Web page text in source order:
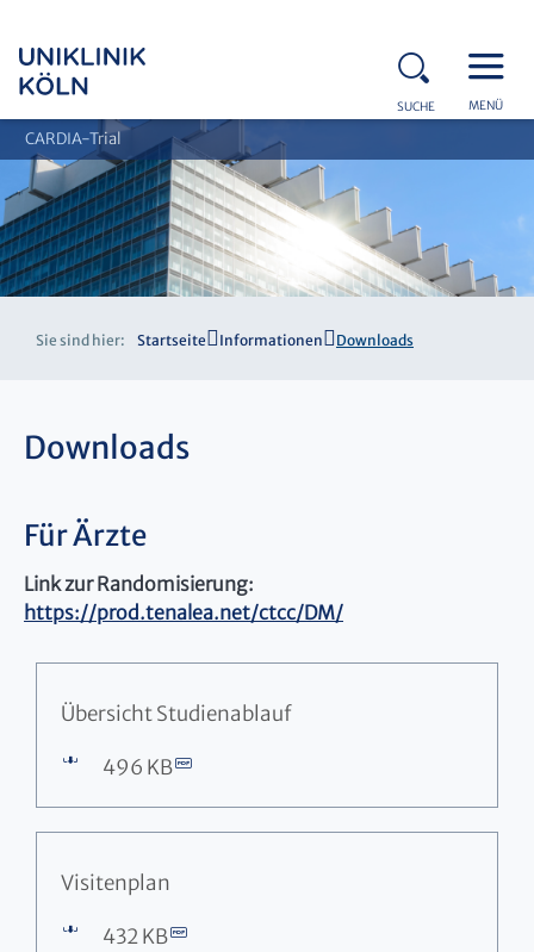
SUCHE MENÜ
CARDIA-Trial
Sie sind hier: Startseite Informationen Downloads
Downloads
Für Ärzte
Link zur Randomisierung:
https://prod.tenalea.net/ctcc/DM/
Übersicht Studienablauf
496 KB
Visitenplan
432 KB